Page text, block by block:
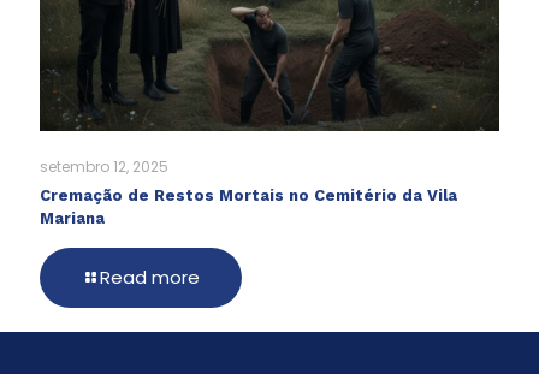
setembro 12, 2025
Cremação de Restos Mortais no Cemitério da Vila
Mariana
Read more